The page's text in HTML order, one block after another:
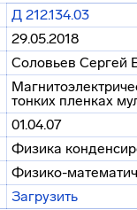
Д 212.134.03
29.05.2018
Соловьев Сергей
тонких пленках
01.04.07
Физика
Физико-
Загрузить